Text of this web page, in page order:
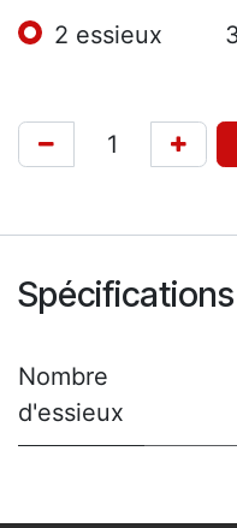
2 essieux
Spécifications
Nombre
d'essieux